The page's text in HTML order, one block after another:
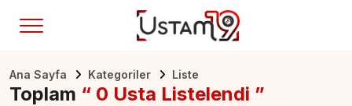
Ana Sayfa Kategoriler Liste
Toplam “ 0 Usta Listelendi ”